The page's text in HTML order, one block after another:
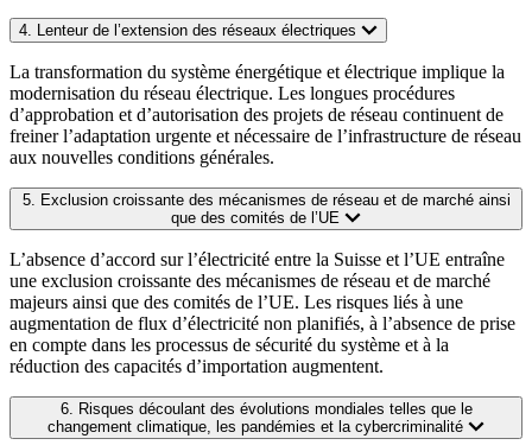
4. Lenteur de l’extension des réseaux électriques
La transformation du système énergétique et électrique implique la
modernisation du réseau électrique. Les longues procédures
d’approbation et d’autorisation des projets de réseau continuent de
freiner l’adaptation urgente et nécessaire de l’infrastructure de réseau
aux nouvelles conditions générales.
5. Exclusion croissante des mécanismes de réseau et de marché ainsi
que des comités de l’UE
L’absence d’accord sur l’électricité entre la Suisse et l’UE entraîne
une exclusion croissante des mécanismes de réseau et de marché
majeurs ainsi que des comités de l’UE. Les risques liés à une
augmentation de flux d’électricité non planifiés, à l’absence de prise
en compte dans les processus de sécurité du système et à la
réduction des capacités d’importation augmentent.
6. Risques découlant des évolutions mondiales telles que le
changement climatique, les pandémies et la cybercriminalité